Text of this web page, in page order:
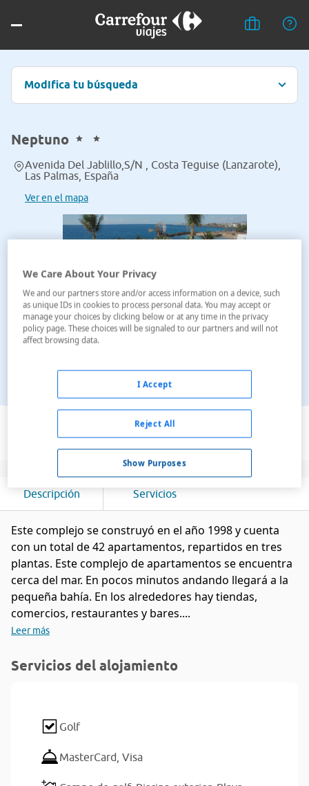
Modifica tu búsqueda
Neptuno
Avenida Del Jablillo,S/N , Costa Teguise (Lanzarote),
Las Palmas, España
Ver en el mapa
Ver en el mapa
Descripción Servicios
Este complejo se construyó en el año 1998 y cuenta
con un total de 42 apartamentos, repartidos en tres
plantas. Este complejo de apartamentos se encuentra
cerca del mar. En pocos minutos andando llegará a la
pequeña bahía. En los alrededores hay tiendas,
comercios, restaurantes y bares....
Leer más
Servicios del alojamiento
Golf
MasterCard, Visa
We Care About Your Privacy
We and our partners store and/or access information on a device, such
as unique IDs in cookies to process personal data. You may accept or
manage your choices by clicking below or at any time in the privacy
policy page. These choices will be signaled to our partners and will not
affect browsing data.
Show Purposes
Reject All
I Accept